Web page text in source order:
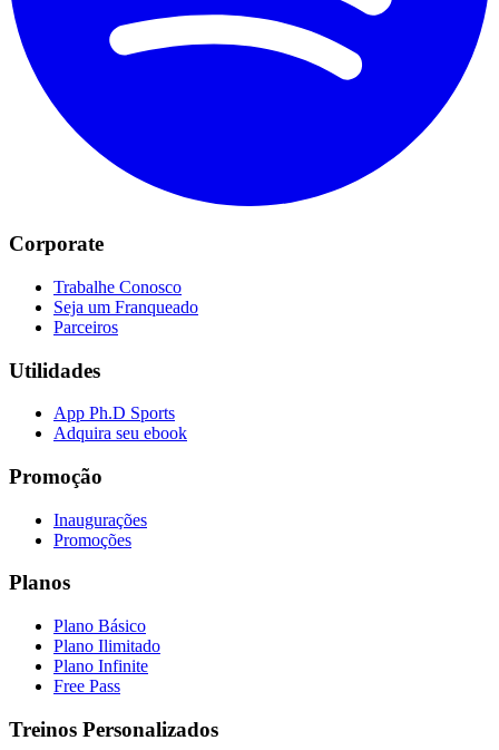
Corporate
Trabalhe Conosco
Seja um Franqueado
Parceiros
Utilidades
App Ph.D Sports
Adquira seu ebook
Promoção
Inaugurações
Promoções
Planos
Plano Básico
Plano Ilimitado
Plano Infinite
Free Pass
Treinos Personalizados